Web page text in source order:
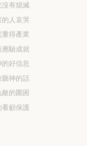
沒有熄滅
的人哀哭
重得產業
應驗成就
的好信息
聽神的話
的圍困
看顧保護